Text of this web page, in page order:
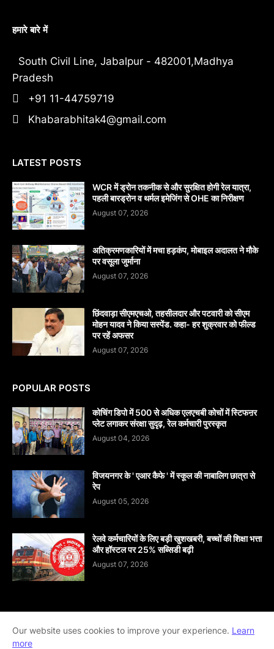
हमारे बारे में
South Civil Line, Jabalpur - 482001,Madhya
Pradesh
+91 11-44759719
Khabarabhitak4@gmail.com
LATEST POSTS
WCR में ड्रोन तकनीक से और सुरक्षित होगी रेल यात्रा,
पहली बारड्रोन व थर्मल इमेजिंग से OHE का निरीक्षण
August 07, 2026
अतिक्रमणकारियों में मचा हड़कंप, मोबाइल अदालत ने मौके
पर वसूला जुर्माना
August 07, 2026
छिंदवाड़ा सीएमएचओ, तहसीलदार और पटवारी को सीएम
मोहन यादव ने किया सस्पेंड. कहा- हर शुक्रवार को फील्ड
पर रहें अफसर
August 07, 2026
POPULAR POSTS
कोचिंग डिपो में 500 से अधिक एलएचबी कोचों में स्टिफऩर
प्लेट लगाकर संरक्षा सुदृढ़, रेल कर्मचारी पुरस्कृत
August 04, 2026
विजयनगर के ' एआर कैफे ' में स्कूल की नाबालिग छात्रा से
रेप
August 05, 2026
रेलवे कर्मचारियों के लिए बड़ी खुशखबरी, बच्चों की शिक्षा भत्ता
और हॉस्टल पर 25% सब्सिडी बढ़ी
August 07, 2026
Home About contact-us
Disclaimer
Our website uses cookies to improve your experience. Learn
more